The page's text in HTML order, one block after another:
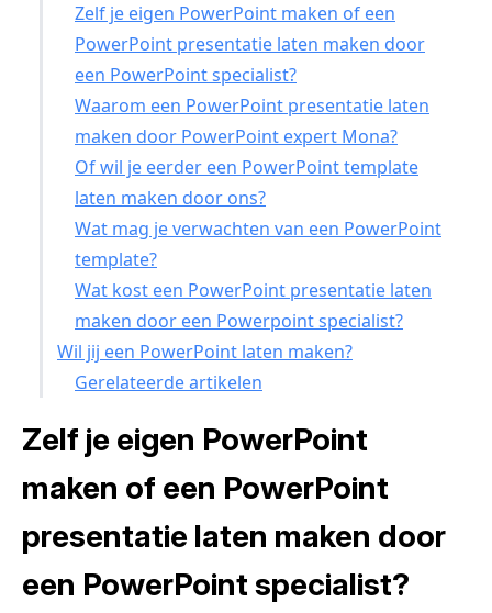
Zelf je eigen PowerPoint maken of een
PowerPoint presentatie laten maken door
een PowerPoint specialist?
Waarom een PowerPoint presentatie laten
maken door PowerPoint expert Mona?
Of wil je eerder een PowerPoint template
laten maken door ons?
Wat mag je verwachten van een PowerPoint
template?
Wat kost een PowerPoint presentatie laten
maken door een Powerpoint specialist?
Wil jij een PowerPoint laten maken?
Gerelateerde artikelen
Zelf je eigen PowerPoint
maken of een PowerPoint
presentatie laten maken door
een PowerPoint specialist?